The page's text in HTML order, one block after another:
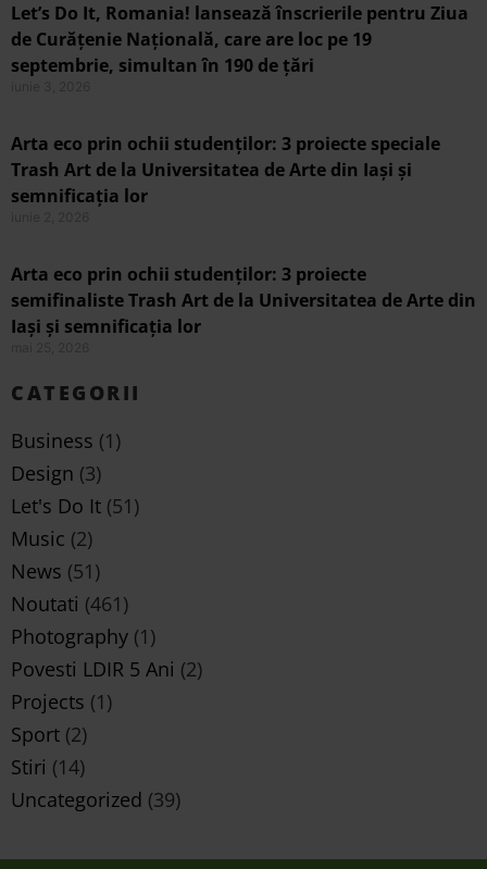
Let’s Do It, Romania! lansează înscrierile pentru Ziua
de Curățenie Națională, care are loc pe 19
septembrie, simultan în 190 de țări
Arta eco prin ochii studenților: 3 proiecte speciale
Trash Art de la Universitatea de Arte din Iași și
semnificația lor
Arta eco prin ochii studenților: 3 proiecte
semifinaliste Trash Art de la Universitatea de Arte din
Iași și semnificația lor
CATEGORII
Business (1)
Design (3)
Let's Do It (51)
Music (2)
News (51)
Noutati (461)
Photography (1)
Povesti LDIR 5 Ani (2)
Projects (1)
Sport (2)
Stiri (14)
Uncategorized (39)